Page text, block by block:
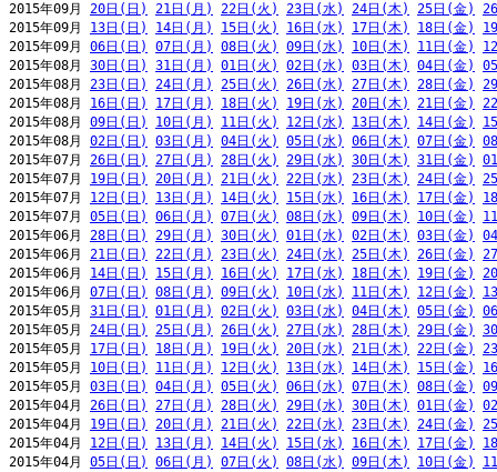
2015年09月 20日(日) 21日(月) 22日(火) 23日(水) 24日(木) 25日(金)
2015年09月 13日(日) 14日(月) 15日(火) 16日(水) 17日(木) 18日(金)
2015年09月 06日(日) 07日(月) 08日(火) 09日(水) 10日(木) 11日(金)
2015年08月 30日(日) 31日(月) 01日(火) 02日(水) 03日(木) 04日(金)
2015年08月 23日(日) 24日(月) 25日(火) 26日(水) 27日(木) 28日(金)
2015年08月 16日(日) 17日(月) 18日(火) 19日(水) 20日(木) 21日(金)
2015年08月 09日(日) 10日(月) 11日(火) 12日(水) 13日(木) 14日(金)
2015年08月 02日(日) 03日(月) 04日(火) 05日(水) 06日(木) 07日(金)
2015年07月 26日(日) 27日(月) 28日(火) 29日(水) 30日(木) 31日(金)
2015年07月 19日(日) 20日(月) 21日(火) 22日(水) 23日(木) 24日(金)
2015年07月 12日(日) 13日(月) 14日(火) 15日(水) 16日(木) 17日(金)
2015年07月 05日(日) 06日(月) 07日(火) 08日(水) 09日(木) 10日(金)
2015年06月 28日(日) 29日(月) 30日(火) 01日(水) 02日(木) 03日(金)
2015年06月 21日(日) 22日(月) 23日(火) 24日(水) 25日(木) 26日(金)
2015年06月 14日(日) 15日(月) 16日(火) 17日(水) 18日(木) 19日(金)
2015年06月 07日(日) 08日(月) 09日(火) 10日(水) 11日(木) 12日(金)
2015年05月 31日(日) 01日(月) 02日(火) 03日(水) 04日(木) 05日(金)
2015年05月 24日(日) 25日(月) 26日(火) 27日(水) 28日(木) 29日(金)
2015年05月 17日(日) 18日(月) 19日(火) 20日(水) 21日(木) 22日(金)
2015年05月 10日(日) 11日(月) 12日(火) 13日(水) 14日(木) 15日(金)
2015年05月 03日(日) 04日(月) 05日(火) 06日(水) 07日(木) 08日(金)
2015年04月 26日(日) 27日(月) 28日(火) 29日(水) 30日(木) 01日(金)
2015年04月 19日(日) 20日(月) 21日(火) 22日(水) 23日(木) 24日(金)
2015年04月 12日(日) 13日(月) 14日(火) 15日(水) 16日(木) 17日(金)
2015年04月 05日(日) 06日(月) 07日(火) 08日(水) 09日(木) 10日(金)